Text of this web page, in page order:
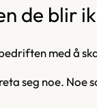
de blir
med å
seg noe. Noe